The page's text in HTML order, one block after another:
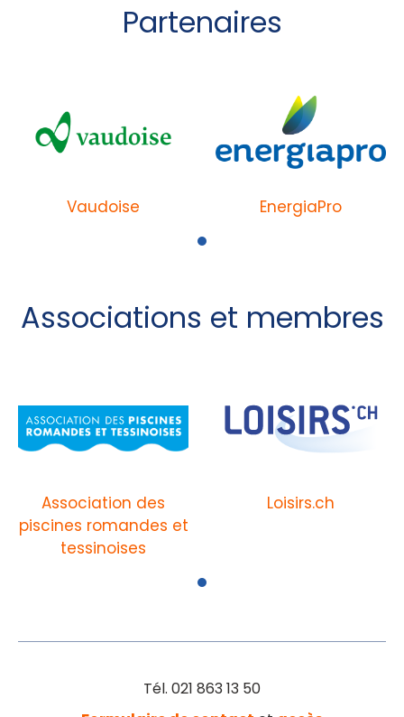
Partenaires
Vaudoise EnergiaPro
Associations et membres
Association des
piscines romandes et
tessinoises
Loisirs.ch
Tél. 021 863 13 50